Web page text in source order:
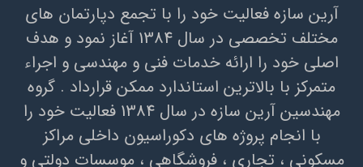
آرين سازه فعاليت خود را با تجمع دپارتمان هاي
مختلف تخصصي در سال 1384 آغاز نمود و هدف
اصلي خود را ارائه خدمات فني و مهندسي و اجراء
متمرکز با بالاترين استاندارد ممکن قرارداد . گروه
مهندسين آرين سازه در سال 1384 فعاليت خود را
با انجام پروژه هاي دکوراسيون داخلي مراکز
مسکوني ، تجاري ، فروشگاهي ، موسسات دولتي و